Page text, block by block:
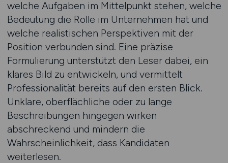
welche Aufgaben im Mittelpunkt stehen, welche
Bedeutung die Rolle im Unternehmen hat und
welche realistischen Perspektiven mit der
Position verbunden sind. Eine präzise
Formulierung unterstützt den Leser dabei, ein
klares Bild zu entwickeln, und vermittelt
Professionalität bereits auf den ersten Blick.
Unklare, oberflächliche oder zu lange
Beschreibungen hingegen wirken
abschreckend und mindern die
Wahrscheinlichkeit, dass Kandidaten
weiterlesen.